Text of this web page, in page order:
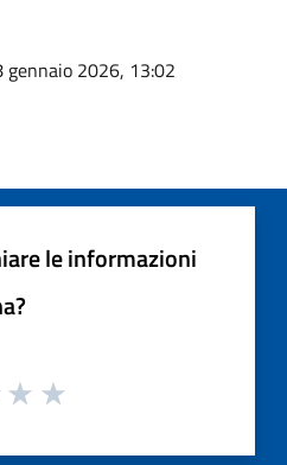
gennaio 2026, 13:02
le informazioni